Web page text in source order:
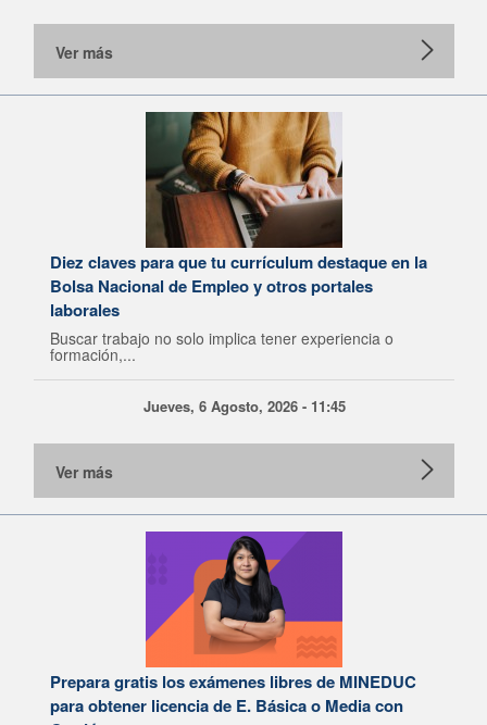
Ver más
Diez claves para que tu currículum destaque en la
Bolsa Nacional de Empleo y otros portales
laborales
Buscar trabajo no solo implica tener experiencia o
formación,...
Jueves, 6 Agosto, 2026 - 11:45
Ver más
Prepara gratis los exámenes libres de MINEDUC
para obtener licencia de E. Básica o Media con